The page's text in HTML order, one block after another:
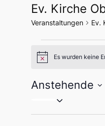
Ev. Kirche
Veranstaltungen Ev.
HinweisEs wurden keine
Anstehende
Datum
wählen.